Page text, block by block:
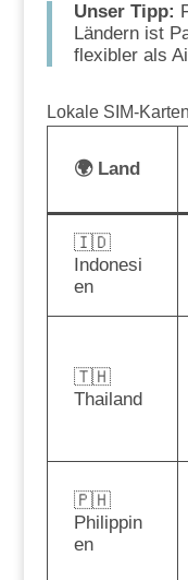
Unser Tipp:
Ländern ist
flexibler als
Lokale SIM-
🌍 Land
🇮🇩
Indonesi
en
🇹🇭
Thailand
🇵🇭
Philippin
en